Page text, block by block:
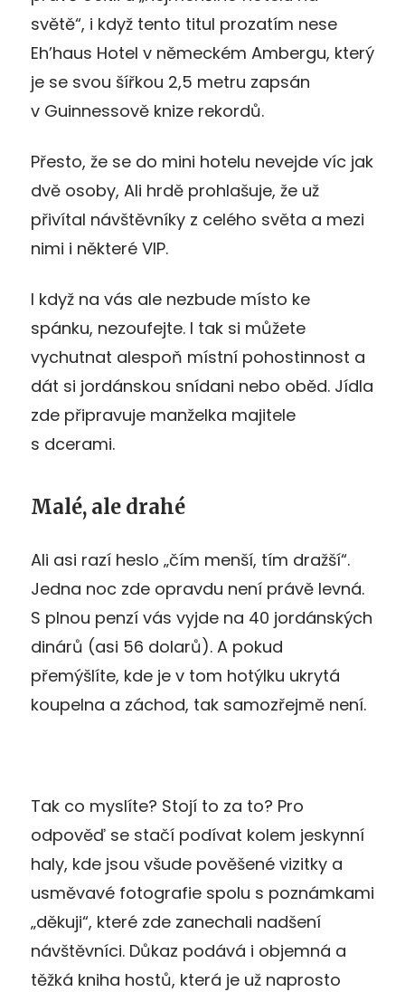
světě“, i když tento titul prozatím nese
Eh’haus Hotel v německém Ambergu, který
je se svou šířkou 2,5 metru zapsán
v Guinnessově knize rekordů.
Přesto, že se do mini hotelu nevejde víc jak
dvě osoby, Ali hrdě prohlašuje, že už
přivítal návštěvníky z celého světa a mezi
nimi i některé VIP.
I když na vás ale nezbude místo ke
spánku, nezoufejte. I tak si můžete
vychutnat alespoň místní pohostinnost a
dát si jordánskou snídani nebo oběd. Jídla
zde připravuje manželka majitele
s dcerami.
Malé, ale drahé
Ali asi razí heslo „čím menší, tím dražší“.
Jedna noc zde opravdu není právě levná.
S plnou penzí vás vyjde na 40 jordánských
dinárů (asi 56 dolarů). A pokud
přemýšlíte, kde je v tom hotýlku ukrytá
koupelna a záchod, tak samozřejmě není.
Tak co myslíte? Stojí to za to? Pro
odpověď se stačí podívat kolem jeskynní
haly, kde jsou všude pověšené vizitky a
usměvavé fotografie spolu s poznámkami
„děkuji“, které zde zanechali nadšení
návštěvníci. Důkaz podává i objemná a
těžká kniha hostů, která je už naprosto